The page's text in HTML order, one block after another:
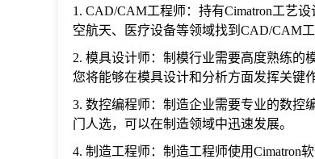
1. CAD/CAM工程师：持有Cimatron工艺
空航天、医疗设备等领域找到CAD/CAM
2. 模具设计师：制模行业需要高度熟练的
您将能够在模具设计和分析方面发挥关键作
3. 数控编程师：制造企业需要专业的数控
门人选，可以在制造领域中迅速发展。
4. 制造工程师：制造工程师使用Cimatron